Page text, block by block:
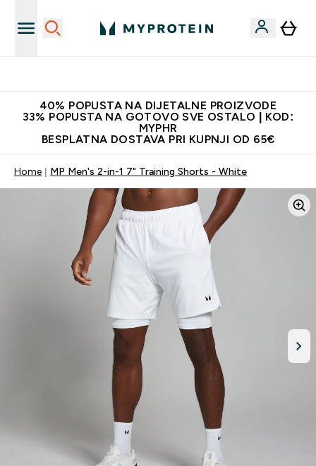
40% POPUSTA NA DIJETALNE PROIZVODE
33% POPUSTA NA GOTOVO SVE OSTALO | KOD:
MYPHR
BESPLATNA DOSTAVA PRI KUPNJI OD 65€
Home MP Men's 2-in-1 7" Training Shorts - White